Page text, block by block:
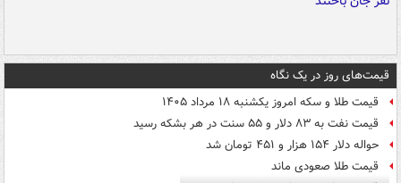
قیمت‌های روز در یک نگاه
قیمت طلا و سکه امروز یکشنبه ۱۸ مرداد ۱۴۰۵
قیمت نفت به ۸۳ دلار و ۵۵ سنت در هر بشکه رسید
حواله دلار ۱۵۴ هزار و ۴۵۱ تومان شد
قیمت طلا صعودی ماند